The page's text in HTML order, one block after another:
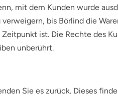
mit dem Kunden wurde
bis Börlind die
ist. Die Rechte des
unberührt.
Sie es zurück. Dieses